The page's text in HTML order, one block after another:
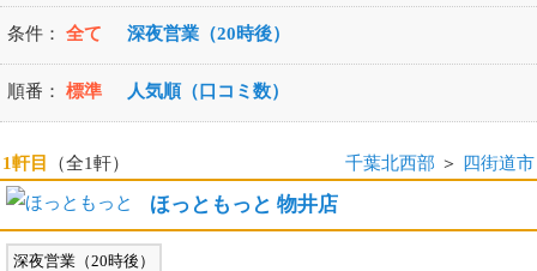
条件： 全て 深夜営業（20時後）
順番： 標準 人気順（口コミ数）
1軒目 （全1軒） 千葉北西部 ＞ 四街道市
ほっともっと 物井店
深夜営業（20時後）